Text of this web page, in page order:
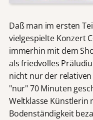
Daß man im ersten
vielgespielte Konzert
immerhin mit dem
als friedvolles
nicht nur der
"nur" 70 Minuten
Weltklasse Künstlerin
Bodenständigkeit